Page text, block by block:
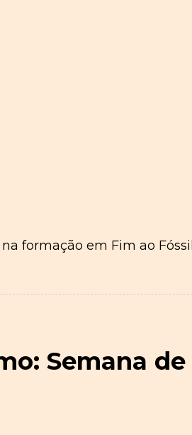
formação em Fim ao
Semana